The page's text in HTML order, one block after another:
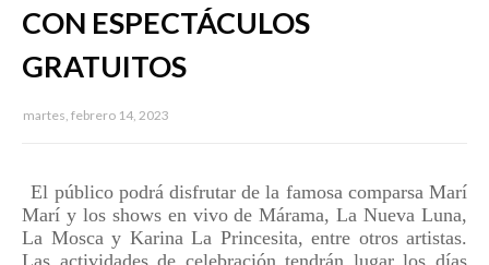
CON ESPECTÁCULOS
GRATUITOS
martes, febrero 14, 2023
El público podrá disfrutar de la famosa comparsa Marí
Marí y los shows en vivo de Márama, La Nueva Luna,
La Mosca y Karina La Princesita, entre otros artistas.